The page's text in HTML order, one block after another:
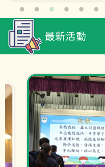
最新活動